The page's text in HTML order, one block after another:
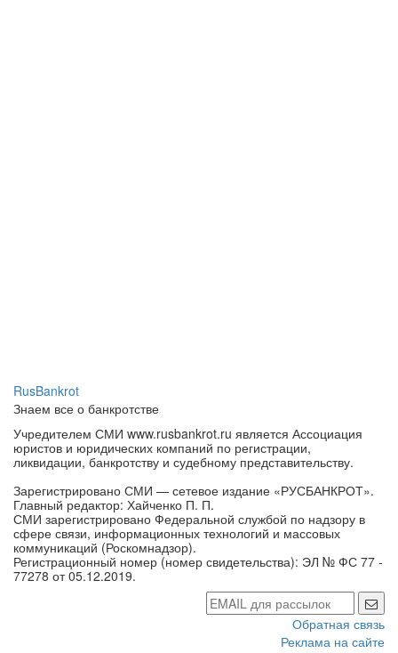
RusBankrot
Знаем все о банкротстве
Учредителем СМИ www.rusbankrot.ru является Ассоциация
юристов и юридических компаний по регистрации,
ликвидации, банкротству и судебному представительству.
Зарегистрировано СМИ — сетевое издание «РУСБАНКРОТ».
Главный редактор: Хайченко П. П.
СМИ зарегистрировано Федеральной службой по надзору в
сфере связи, информационных технологий и массовых
коммуникаций (Роскомнадзор).
Регистрационный номер (номер свидетельства): ЭЛ № ФС 77 -
77278 от 05.12.2019.
Обратная связь
Реклама на сайте